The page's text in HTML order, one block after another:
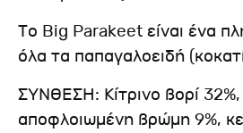
Το Big Parakeet είναι ένα
όλα τα παπαγαλοειδή
ΣΥΝΘΕΣΗ: Κίτρινο βορί 32%,
αποφλοιωμένη βρώμη 9%,